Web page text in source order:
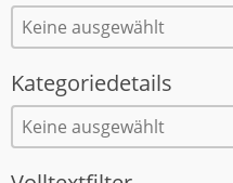
Typ / Modell
Typ / Modell
Typ / Modell
Kategoriedetails
Kategoriedetails
Kategoriedetails
Kategoriedetails